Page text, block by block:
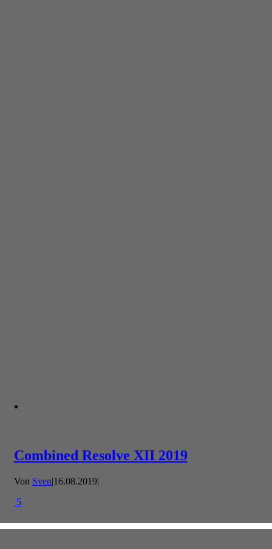
Combined Resolve XII 2019
Von Sven|16.08.2019|
5